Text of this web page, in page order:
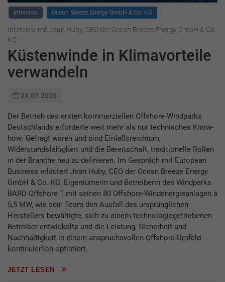
Interview Ocean Breeze Energy GmbH & Co. KG
Interview mit Jean Huby, CEO der Ocean Breeze Energy GmbH & Co.
KG
Küstenwinde in Klimavorteile
verwandeln
24.07.2026
Der Betrieb des ersten kommerziellen Offshore-Windparks
Deutschlands erforderte weit mehr als nur technisches Know-
how: Gefragt waren und sind Einfallsreichtum,
Widerstandsfähigkeit und die Bereitschaft, traditionelle Rollen
in der Branche neu zu definieren. Im Gespräch mit European
Business erläutert Jean Huby, CEO der Ocean Breeze Energy
GmbH & Co. KG, Eigentümerin und Betreiberin des Windparks
BARD Offshore 1 mit seinen 80 Offshore-Windenergieanlagen à
5,5 MW, wie sein Team den Ausfall des ursprünglichen
Herstellers bewältigte, sich zu einem technologiegetriebenen
Betreiber entwickelte und die Leistung, Sicherheit und
Nachhaltigkeit in einem anspruchsvollen Offshore-Umfeld
kontinuierlich optimiert.
JETZT LESEN